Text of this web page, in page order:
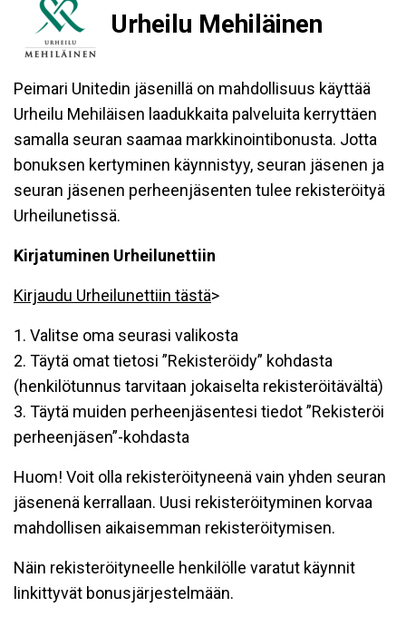
Urheilu Mehiläinen
Peimari Unitedin jäsenillä on mahdollisuus käyttää
Urheilu Mehiläisen laadukkaita palveluita kerryttäen
samalla seuran saamaa markkinointibonusta. Jotta
bonuksen kertyminen käynnistyy, seuran jäsenen ja
seuran jäsenen perheenjäsenten tulee rekisteröityä
Urheilunetissä.
Kirjatuminen Urheilunettiin
Kirjaudu Urheilunettiin tästä>
1. Valitse oma seurasi valikosta
2. Täytä omat tietosi ”Rekisteröidy” kohdasta
(henkilötunnus tarvitaan jokaiselta rekisteröitävältä)
3. Täytä muiden perheenjäsentesi tiedot ”Rekisteröi
perheenjäsen”-kohdasta
Huom! Voit olla rekisteröityneenä vain yhden seuran
jäsenenä kerrallaan. Uusi rekisteröityminen korvaa
mahdollisen aikaisemman rekisteröitymisen.
Näin rekisteröityneelle henkilölle varatut käynnit
linkittyvät bonusjärjestelmään.